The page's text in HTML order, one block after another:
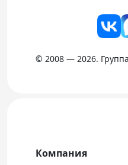
© 2008 — 2026.
Компания